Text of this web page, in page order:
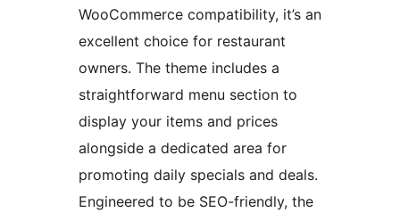
WooCommerce compatibility, it’s an
excellent choice for restaurant
owners. The theme includes a
straightforward menu section to
display your items and prices
alongside a dedicated area for
promoting daily specials and deals.
Engineered to be SEO-friendly, the